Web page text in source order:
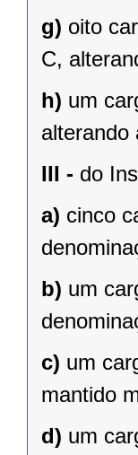
g) oito
C,
h) um
alterando
III - do
a) cinco
b) um
c) um
mantido
d) um